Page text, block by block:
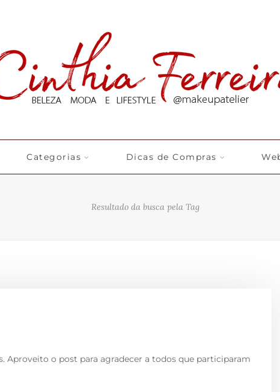
Categorias Dicas de Compras
Resultado da busca pela Tag
Aproveito o post para agradecer a todos que participaram